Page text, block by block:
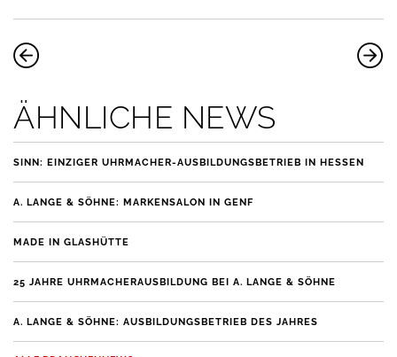
ÄHNLICHE NEWS
SINN: EINZIGER UHRMACHER-AUSBILDUNGSBETRIEB IN HESSEN
A. LANGE & SÖHNE: MARKENSALON IN GENF
MADE IN GLASHÜTTE
25 JAHRE UHRMACHERAUSBILDUNG BEI A. LANGE & SÖHNE
A. LANGE & SÖHNE: AUSBILDUNGSBETRIEB DES JAHRES